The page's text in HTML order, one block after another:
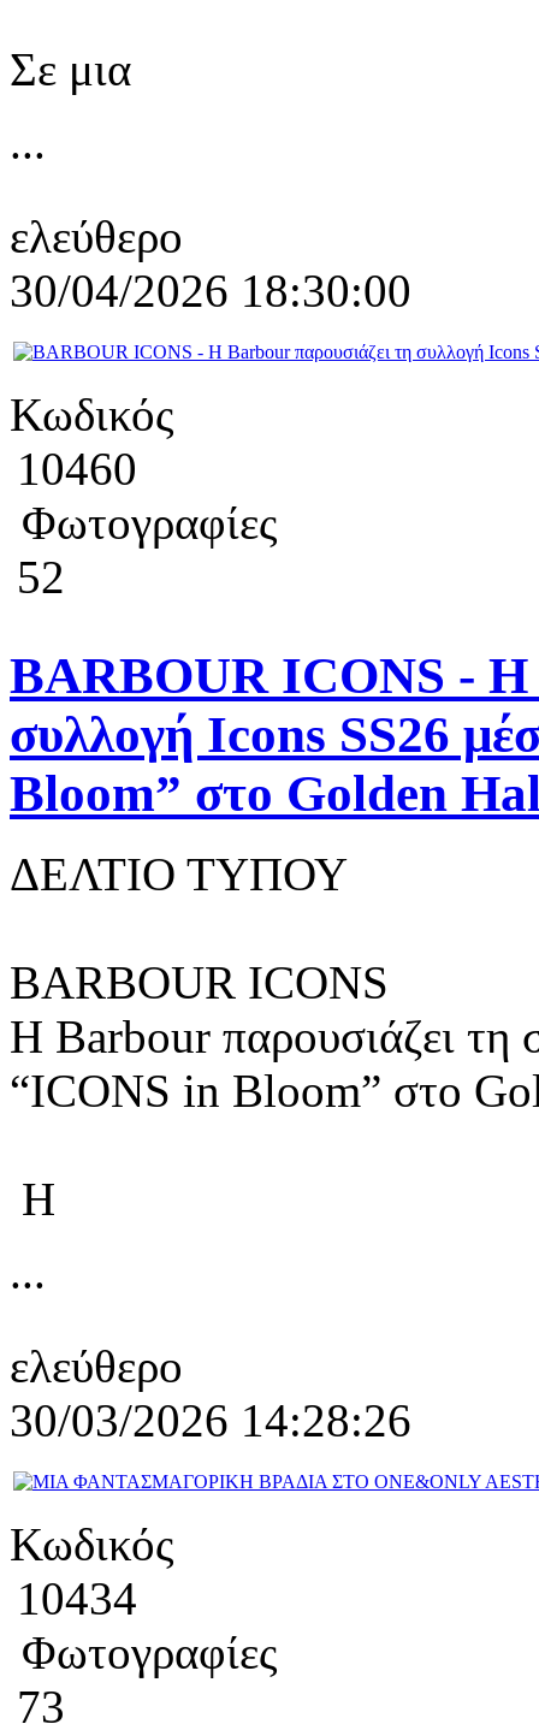
Σε μια
...
ελεύθερο
30/04/2026 18:30:00
Κωδικός
10460
Φωτογραφίες
52
BARBOUR ICONS - Η
συλλογή Icons SS26
Bloom” στο Golden
ΔΕΛΤΙΟ ΤΥΠΟΥ
BARBOUR ICONS
Η Barbour παρουσιάζει τη
“ICONS in Bloom” στο
Η
...
ελεύθερο
30/03/2026 14:28:26
Κωδικός
10434
Φωτογραφίες
73